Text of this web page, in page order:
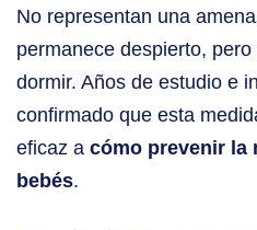
No representan una
permanece despierto,
dormir. Años de estudio e
confirmado que esta
eficaz a cómo prevenir la
bebés.